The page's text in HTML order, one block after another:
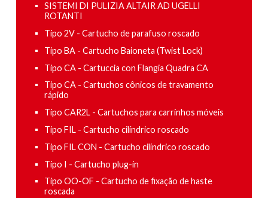
SISTEMI DI PULIZIA ALTAIR AD UGELLI
ROTANTI
Tipo 2V - Cartucho de parafuso roscado
Tipo BA - Cartucho Baioneta (Twist Lock)
Tipo CA - Cartuccia con Flangia Quadra CA
Tipo CA - Cartuchos cônicos de travamento
rápido
Tipo CAR2L - Cartuchos para carrinhos móveis
Tipo FIL - Cartucho cilíndrico roscado
Tipo FIL CON - Cartucho cilíndrico roscado
Tipo I - Cartucho plug-in
Tipo OO-OF - Cartucho de fixação de haste
roscada